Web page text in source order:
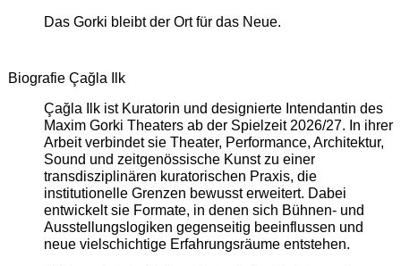
Das Gorki bleibt der Ort für das Neue.
Biografie Çağla Ilk
Çağla Ilk ist Kuratorin und designierte Intendantin des
Maxim Gorki Theaters ab der Spielzeit 2026/27. In ihrer
Arbeit verbindet sie Theater, Performance, Architektur,
Sound und zeitgenössische Kunst zu einer
transdisziplinären kuratorischen Praxis, die
institutionelle Grenzen bewusst erweitert. Dabei
entwickelt sie Formate, in denen sich Bühnen- und
Ausstellungslogiken gegenseitig beeinflussen und
neue vielschichtige Erfahrungsräume entstehen.